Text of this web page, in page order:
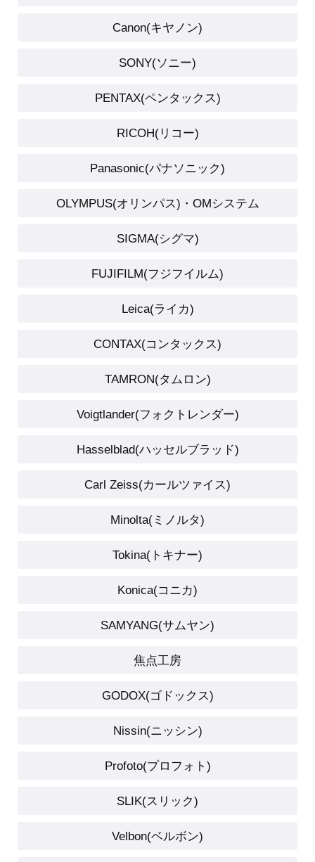
Canon(キヤノン)
SONY(ソニー)
PENTAX(ペンタックス)
RICOH(リコー)
Panasonic(パナソニック)
OLYMPUS(オリンパス)・OMシステム
SIGMA(シグマ)
FUJIFILM(フジフイルム)
Leica(ライカ)
CONTAX(コンタックス)
TAMRON(タムロン)
Voigtlander(フォクトレンダー)
Hasselblad(ハッセルブラッド)
Carl Zeiss(カールツァイス)
Minolta(ミノルタ)
Tokina(トキナー)
Konica(コニカ)
SAMYANG(サムヤン)
焦点工房
GODOX(ゴドックス)
Nissin(ニッシン)
Profoto(プロフォト)
SLIK(スリック)
Velbon(ベルボン)